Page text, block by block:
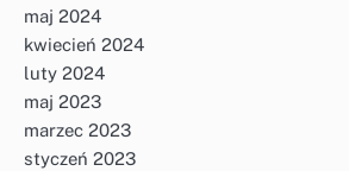
maj 2024
kwiecień 2024
luty 2024
maj 2023
marzec 2023
styczeń 2023